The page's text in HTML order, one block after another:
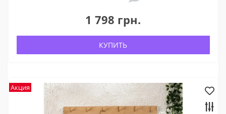
1 798 грн.
КУПИТЬ
Акция